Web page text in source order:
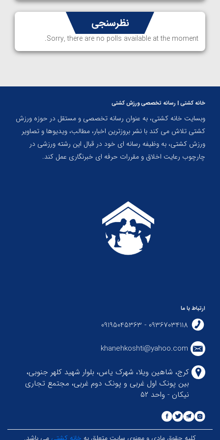
نظرسنجی
Sorry, there are no polls available at the moment.
خانه کشتی | رسانه تخصصی ورزش کشتی
وبسایت خانه کشتی، به عنوان رسانه تخصصی و مستقل در حوزه ورزش
کشتی تلاش می کند با نشر بروزترین اخبار، مطالب، ویدیوها و تصاویر
ورزش کشتی، به وظیفه رسانه ای خود در قبال این رشته ورزشی در
چارچوب رعایت اخلاق و مقررات حرفه ای خبرنگاری عمل کند.
ارتباط با ما
09367034118 - 09195045363
khanehkoshti@yahoo.com
کرج، شاهین ویلا، شهرک یاس، بلوار شهید کلهر جنوبی،
بین پونک اول غربی و پونک دوم غربی، مجتمع تجاری
نیکان - واحد ۵۲